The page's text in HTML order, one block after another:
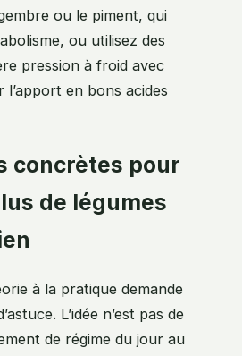
ou le piment, qui
ou utilisez des
pression à froid avec
l’apport en bons acides
concrètes pour
de légumes
à la pratique demande
L’idée n’est pas de
de régime du jour au